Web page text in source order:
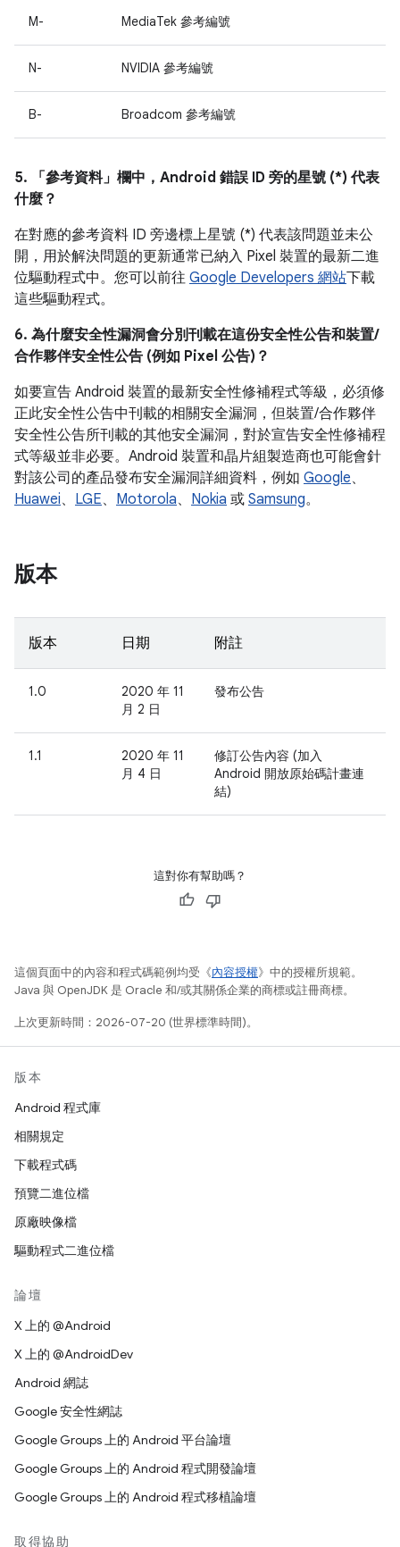
M- MediaTek 參考編號
N- NVIDIA 參考編號
B- Broadcom 參考編號
5. 「參考資料」 欄中，Android 錯誤 ID 旁的星號 (*) 代表
什麼？
在對應的參考資料 ID 旁邊標上星號 (*) 代表該問題並未公
開，用於解決問題的更新通常已納入 Pixel 裝置的最新二進
位驅動程式中。您可以前往 Google Developers 網站下載
這些驅動程式。
6. 為什麼安全性漏洞會分別刊載在這份安全性公告和裝置/
合作夥伴安全性公告 (例如 Pixel 公告)？
如要宣告 Android 裝置的最新安全性修補程式等級，必須修
正此安全性公告中刊載的相關安全漏洞，但裝置/合作夥伴
安全性公告所刊載的其他安全漏洞，對於宣告安全性修補程
式等級並非必要。Android 裝置和晶片組製造商也可能會針
對該公司的產品發布安全漏洞詳細資料，例如 Google、
Huawei、 LGE、 Motorola、 Nokia 或 Samsung。
版本
版本 日期 附註
1.0
2020 年 11
月 2 日
發布公告
1.1
2020 年 11
月 4 日
修訂公告內容 (加入
Android 開放原始碼計畫連
結)
這對你有幫助嗎？
這個頁面中的內容和程式碼範例均受《內容授權》中的授權所規範。
Java 與 OpenJDK 是 Oracle 和/或其關係企業的商標或註冊商標。
上次更新時間：2026-07-20 (世界標準時間)。
版本
Android 程式庫
相關規定
下載程式碼
預覽二進位檔
原廠映像檔
驅動程式二進位檔
論壇
X 上的 @Android
X 上的 @AndroidDev
Android 網誌
Google 安全性網誌
Google Groups 上的 Android 平台論壇
Google Groups 上的 Android 程式開發論壇
Google Groups 上的 Android 程式移植論壇
取得協助